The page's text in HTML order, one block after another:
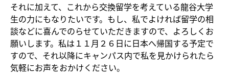
それに加えて、これから交換留学を考えている龍谷大学
生の力にもなりたいです。もし、私でよければ留学の相
談などに喜んでのらせていただきますので、よろしくお
願いします。私は１１月２６日に日本へ帰国する予定で
すので、それ以降にキャンパス内で私を見かけられたら
気軽にお声をおかけください。